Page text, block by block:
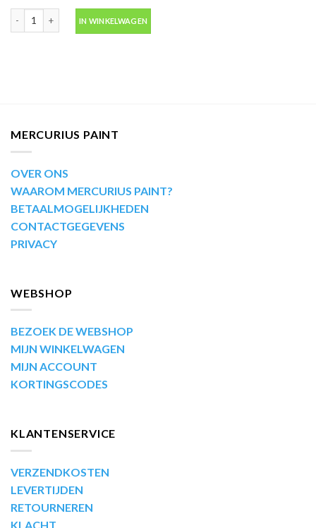
IN WINKELWAGEN
MERCURIUS PAINT
OVER ONS
WAAROM MERCURIUS PAINT?
BETAALMOGELIJKHEDEN
CONTACTGEGEVENS
PRIVACY
WEBSHOP
BEZOEK DE WEBSHOP
MIJN WINKELWAGEN
MIJN ACCOUNT
KORTINGSCODES
KLANTENSERVICE
VERZENDKOSTEN
LEVERTIJDEN
RETOURNEREN
KLACHT